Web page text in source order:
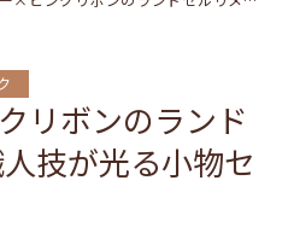
リボンのランド
技が光る小物セ